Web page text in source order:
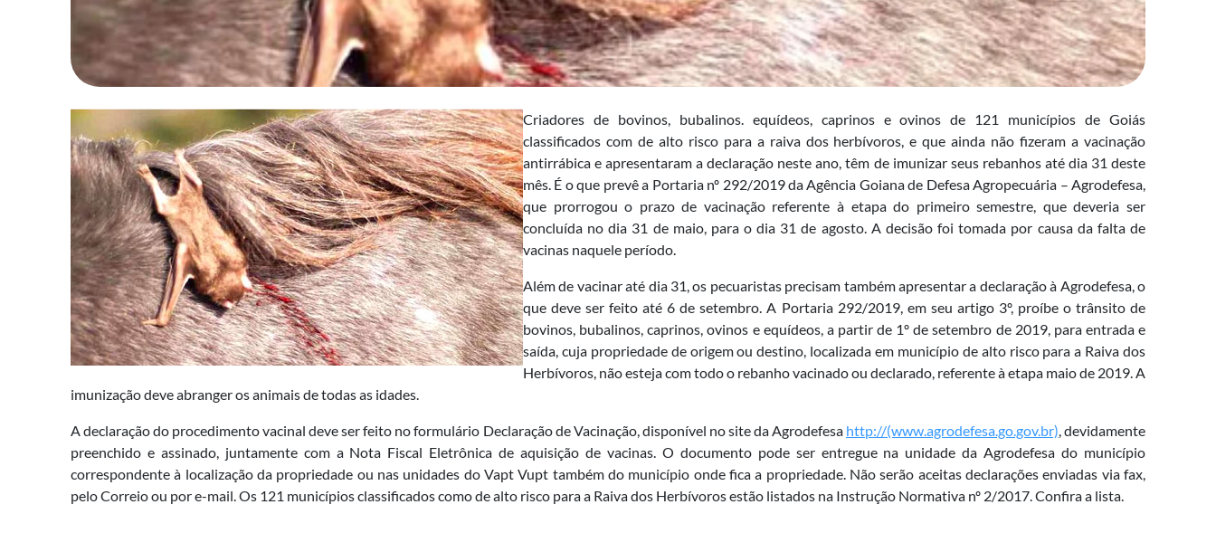
Criadores de bovinos, bubalinos. equídeos, caprinos e ovinos de 121 municípios de Goiás
classificados com de alto risco para a raiva dos herbívoros, e que ainda não fizeram a vacinação
antirrábica e apresentaram a declaração neste ano, têm de imunizar seus rebanhos até dia 31 deste
mês. É o que prevê a Portaria nº 292/2019 da Agência Goiana de Defesa Agropecuária – Agrodefesa,
que prorrogou o prazo de vacinação referente à etapa do primeiro semestre, que deveria ser
concluída no dia 31 de maio, para o dia 31 de agosto. A decisão foi tomada por causa da falta de
vacinas naquele período.
Além de vacinar até dia 31, os pecuaristas precisam também apresentar a declaração à Agrodefesa, o
que deve ser feito até 6 de setembro. A Portaria 292/2019, em seu artigo 3º, proíbe o trânsito de
bovinos, bubalinos, caprinos, ovinos e equídeos, a partir de 1º de setembro de 2019, para entrada e
saída, cuja propriedade de origem ou destino, localizada em município de alto risco para a Raiva dos
Herbívoros, não esteja com todo o rebanho vacinado ou declarado, referente à etapa maio de 2019. A
imunização deve abranger os animais de todas as idades.
A declaração do procedimento vacinal deve ser feito no formulário Declaração de Vacinação, disponível no site da Agrodefesa http://(www.agrodefesa.go.gov.br) , devidamente
preenchido e assinado, juntamente com a Nota Fiscal Eletrônica de aquisição de vacinas. O documento pode ser entregue na unidade da Agrodefesa do município
correspondente à localização da propriedade ou nas unidades do Vapt Vupt também do município onde fica a propriedade. Não serão aceitas declarações enviadas via fax,
pelo Correio ou por e-mail. Os 121 municípios classificados como de alto risco para a Raiva dos Herbívoros estão listados na Instrução Normativa nº 2/2017. Confira a lista.